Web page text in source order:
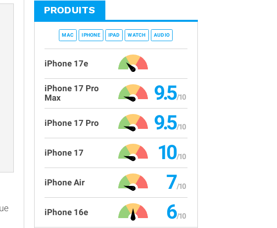
PRODUITS
MAC IPHONE IPAD WATCH AUDIO
iPhone 17e
iPhone 17 Pro
Max
9.5
iPhone 17 Pro 9.5
iPhone 17 10
iPhone Air 7
iPhone 16e 6